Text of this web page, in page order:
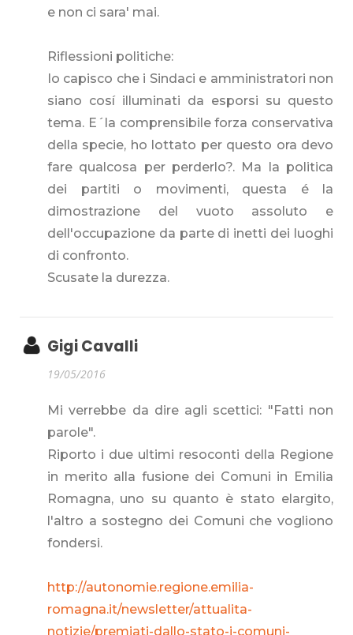
e non ci sara' mai.
Riflessioni politiche:
Io capisco che i Sindaci e amministratori non
siano cosí illuminati da esporsi su questo
tema. E´la comprensibile forza conservativa
della specie, ho lottato per questo ora devo
fare qualcosa per perderlo?. Ma la politica
dei partiti o movimenti, questa é la
dimostrazione del vuoto assoluto e
dell'occupazione da parte di inetti dei luoghi
di confronto.
Scusate la durezza.
Gigi Cavalli
19/05/2016
Mi verrebbe da dire agli scettici: "Fatti non
parole".
Riporto i due ultimi resoconti della Regione
in merito alla fusione dei Comuni in Emilia
Romagna, uno su quanto è stato elargito,
l'altro a sostegno dei Comuni che vogliono
fondersi.
http://autonomie.regione.emilia-
romagna.it/newsletter/attualita-
notizie/premiati-dallo-stato-i-comuni-